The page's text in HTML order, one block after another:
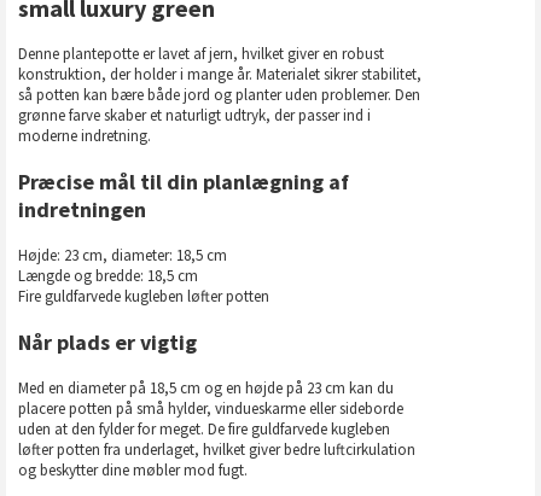
small luxury green
Denne plantepotte er lavet af jern, hvilket giver en robust
konstruktion, der holder i mange år. Materialet sikrer stabilitet,
så potten kan bære både jord og planter uden problemer. Den
grønne farve skaber et naturligt udtryk, der passer ind i
moderne indretning.
Præcise mål til din planlægning af
indretningen
Højde: 23 cm, diameter: 18,5 cm
Længde og bredde: 18,5 cm
Fire guldfarvede kugleben løfter potten
Når plads er vigtig
Med en diameter på 18,5 cm og en højde på 23 cm kan du
placere potten på små hylder, vindueskarme eller sideborde
uden at den fylder for meget. De fire guldfarvede kugleben
løfter potten fra underlaget, hvilket giver bedre luftcirkulation
og beskytter dine møbler mod fugt.